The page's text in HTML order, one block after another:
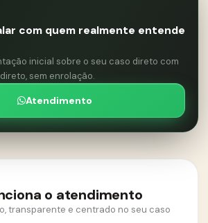
com quem realmente entende
inicial sobre o seu caso direto com
sem enrolação.
Atendimento
o atendimento
transparente e centrado no seu caso